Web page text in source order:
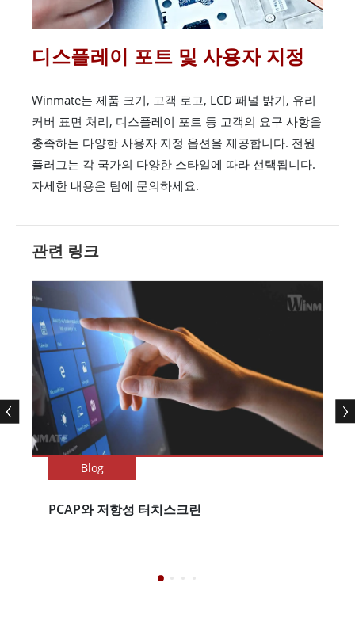
디스플레이 포트 및 사용자 지정
Winmate는 제품 크기, 고객 로고, LCD 패널 밝기, 유리
커버 표면 처리, 디스플레이 포트 등 고객의 요구 사항을
충족하는 다양한 사용자 지정 옵션을 제공합니다. 전원
플러그는 각 국가의 다양한 스타일에 따라 선택됩니다.
자세한 내용은 팀에 문의하세요.
관련 링크
Blog
PCAP와 저항성 터치스크린